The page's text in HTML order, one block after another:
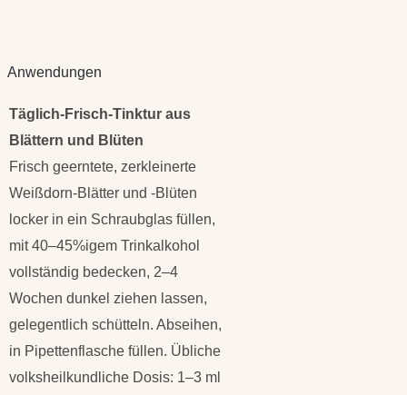
Anwendungen
Täglich-Frisch-Tinktur aus
Blättern und Blüten
Frisch geerntete, zerkleinerte
Weißdorn-Blätter und -Blüten
locker in ein Schraubglas füllen,
mit 40–45%igem Trinkalkohol
vollständig bedecken, 2–4
Wochen dunkel ziehen lassen,
gelegentlich schütteln. Abseihen,
in Pipettenflasche füllen. Übliche
volksheilkundliche Dosis: 1–3 ml